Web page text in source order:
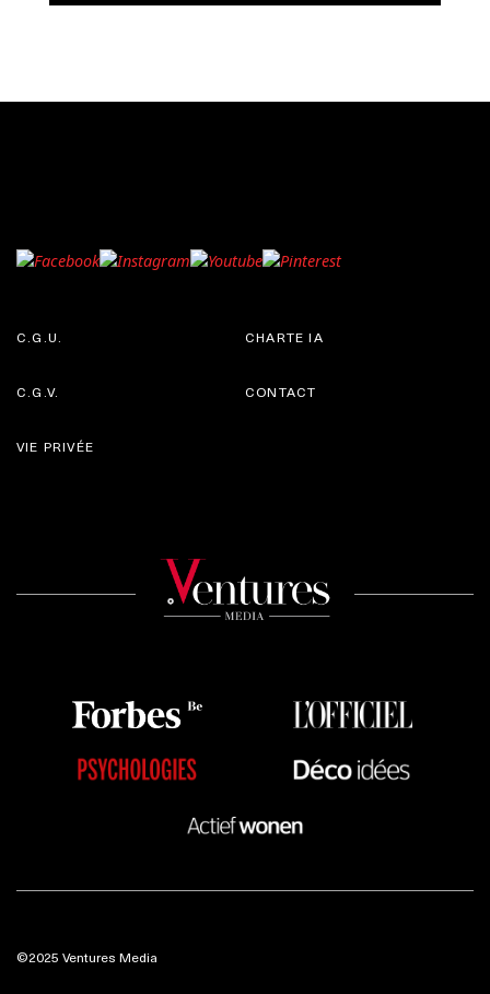
C.G.U.
C.G.V.
CHARTE IA
CONTACT
VIE PRIVÉE
©2025 Ventures Media